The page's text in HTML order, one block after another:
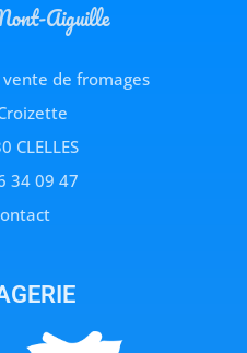
Aiguille
de fromages
CLELLES
34 09 47